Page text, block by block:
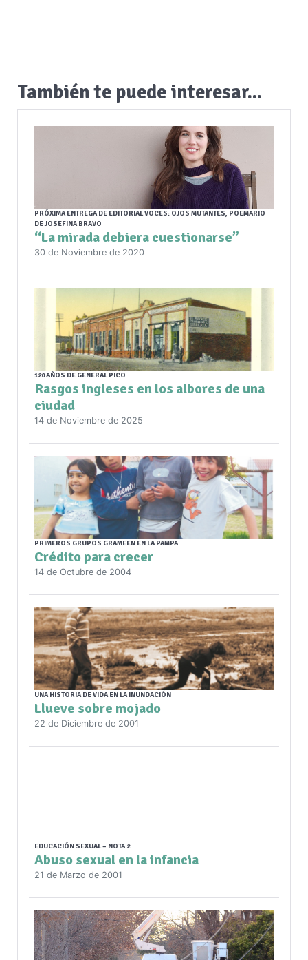
También te puede interesar...
PRÓXIMA ENTREGA DE EDITORIAL VOCES: OJOS MUTANTES, POEMARIO
DE JOSEFINA BRAVO
“La mirada debiera cuestionarse”
30 de Noviembre de 2020
120 AÑOS DE GENERAL PICO
Rasgos ingleses en los albores de una
ciudad
14 de Noviembre de 2025
PRIMEROS GRUPOS GRAMEEN EN LA PAMPA
Crédito para crecer
14 de Octubre de 2004
UNA HISTORIA DE VIDA EN LA INUNDACIÓN
Llueve sobre mojado
22 de Diciembre de 2001
EDUCACIÓN SEXUAL – NOTA 2
Abuso sexual en la infancia
21 de Marzo de 2001